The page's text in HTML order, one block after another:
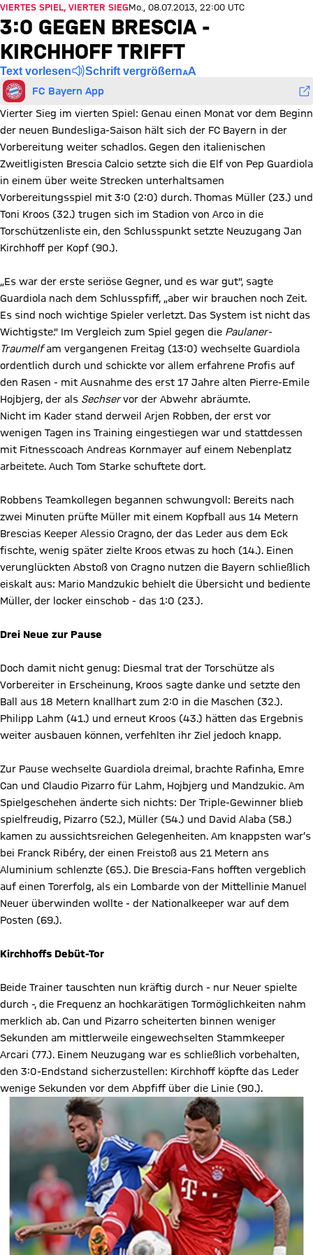
VIERTES SPIEL, VIERTER SIEGMo., 08.07.2013, 22:00 UTC
3:0 GEGEN BRESCIA -
KIRCHHOFF TRIFFT
Text vorlesen Schrift vergrößern
FC Bayern App
Vierter Sieg im vierten Spiel: Genau einen Monat vor dem Beginn
der neuen Bundesliga-Saison hält sich der FC Bayern in der
Vorbereitung weiter schadlos. Gegen den italienischen
Zweitligisten Brescia Calcio setzte sich die Elf von Pep Guardiola
in einem über weite Strecken unterhaltsamen
Vorbereitungsspiel mit 3:0 (2:0) durch. Thomas Müller (23.) und
Toni Kroos (32.) trugen sich im Stadion von Arco in die
Torschützenliste ein, den Schlusspunkt setzte Neuzugang Jan
Kirchhoff per Kopf (90.).
„Es war der erste seriöse Gegner, und es war gut", sagte
Guardiola nach dem Schlusspfiff, „aber wir brauchen noch Zeit.
Es sind noch wichtige Spieler verletzt. Das System ist nicht das
Wichtigste." Im Vergleich zum Spiel gegen die Paulaner-
Traumelfam vergangenen Freitag (13:0) wechselte Guardiola
ordentlich durch und schickte vor allem erfahrene Profis auf
den Rasen - mit Ausnahme des erst 17 Jahre alten Pierre-Emile
Hojbjerg, der als Sechservor der Abwehr abräumte.
Nicht im Kader stand derweil Arjen Robben, der erst vor
wenigen Tagen ins Training eingestiegen war und stattdessen
mit Fitnesscoach Andreas Kornmayer auf einem Nebenplatz
arbeitete. Auch Tom Starke schuftete dort.
Robbens Teamkollegen begannen schwungvoll: Bereits nach
zwei Minuten prüfte Müller mit einem Kopfball aus 14 Metern
Brescias Keeper Alessio Cragno, der das Leder aus dem Eck
fischte, wenig später zielte Kroos etwas zu hoch (14.). Einen
verunglückten Abstoß von Cragno nutzen die Bayern schließlich
eiskalt aus: Mario Mandzukic behielt die Übersicht und bediente
Müller, der locker einschob - das 1:0 (23.).
Drei Neue zur Pause
Doch damit nicht genug: Diesmal trat der Torschütze als
Vorbereiter in Erscheinung, Kroos sagte danke und setzte den
Ball aus 18 Metern knallhart zum 2:0 in die Maschen (32.).
Philipp Lahm (41.) und erneut Kroos (43.) hätten das Ergebnis
weiter ausbauen können, verfehlten ihr Ziel jedoch knapp.
Zur Pause wechselte Guardiola dreimal, brachte Rafinha, Emre
Can und Claudio Pizarro für Lahm, Hojbjerg und Mandzukic. Am
Spielgeschehen änderte sich nichts: Der Triple-Gewinner blieb
spielfreudig, Pizarro (52.), Müller (54.) und David Alaba (58.)
kamen zu aussichtsreichen Gelegenheiten. Am knappsten war’s
bei Franck Ribéry, der einen Freistoß aus 21 Metern ans
Aluminium schlenzte (65.). Die Brescia-Fans hofften vergeblich
auf einen Torerfolg, als ein Lombarde von der Mittellinie Manuel
Neuer überwinden wollte - der Nationalkeeper war auf dem
Posten (69.).
Kirchhoffs Debüt-Tor
Beide Trainer tauschten nun kräftig durch - nur Neuer spielte
durch -, die Frequenz an hochkarätigen Tormöglichkeiten nahm
merklich ab. Can und Pizarro scheiterten binnen weniger
Sekunden am mittlerweile eingewechselten Stammkeeper
Arcari (77.). Einem Neuzugang war es schließlich vorbehalten,
den 3:0-Endstand sicherzustellen: Kirchhoff köpfte das Leder
wenige Sekunden vor dem Abpfiff über die Linie (90.).